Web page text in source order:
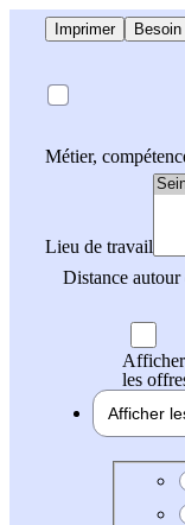
Imprimer
Métier,
Lieu de travail
Distance
les
Afficher
Date